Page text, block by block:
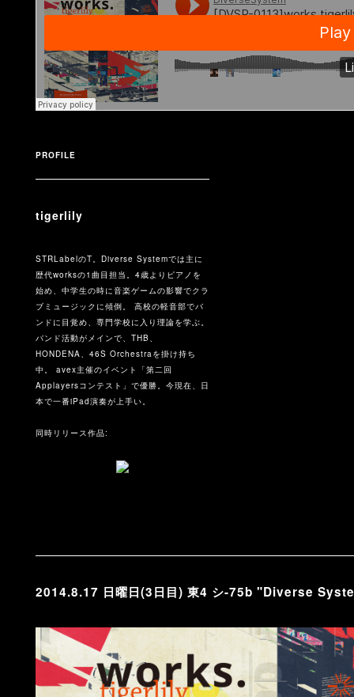
PROFILE
tigerlily
STRLabelのT。Diverse Systemでは主に
歴代worksの1曲目担当。4歳よりピアノを
始め、中学生の時に音楽ゲームの影響でクラ
ブミュージックに傾倒。 高校の軽音部でバ
ンドに目覚め、専門学校に入り理論を学ぶ。
バンド活動がメインで、THB、
HONDENA、46S Orchestraを掛け持ち
中。 avex主催のイベント「第二回
Applayersコンテスト」で優勝。今現在、日
本で一番iPad演奏が上手い。
同時リリース作品:
2014.8.17 日曜日(3日目) 東4 シ-75b "Diverse